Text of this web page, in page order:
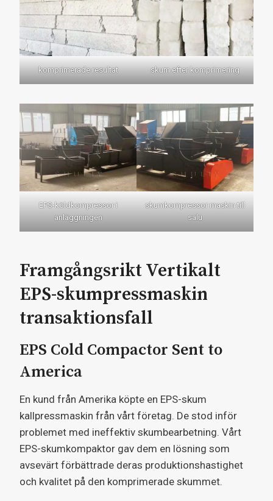
komprimerade resultat skum efter komprimering
EPS-köldkompressor i
anläggningen
skumkompressor maskin till
salu
Framgångsrikt Vertikalt
EPS-skumpressmaskin
transaktionsfall
EPS Cold Compactor Sent to
America
En kund från Amerika köpte en EPS-skum
kallpressmaskin från vårt företag. De stod inför
problemet med ineffektiv skumbearbetning. Vårt
EPS-skumkompaktor gav dem en lösning som
avsevärt förbättrade deras produktionshastighet
och kvalitet på den komprimerade skummet.